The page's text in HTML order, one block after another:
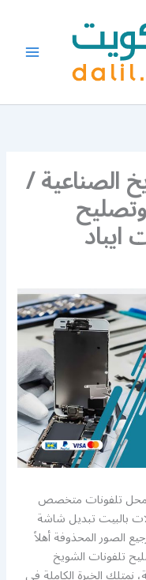
الصناعية /
وتصليح
محل تلفونات متخصص
بالبيت تبديل شاشة
الصور المحذوفة أهلاً
تلفونات الشويخ